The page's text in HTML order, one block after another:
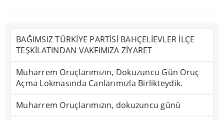
BAĞIMSIZ TÜRKİYE PARTİSİ BAHÇELİEVLER İLÇE
TEŞKİLATINDAN VAKFIMIZA ZİYARET
Muharrem Oruçlarımızın, Dokuzuncu Gün Oruç
Açma Lokmasında Canlarımızla Birlikteydik.
Muharrem Oruçlarımızın, dokuzuncu günü